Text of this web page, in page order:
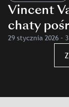
Vincent
chaty
29 stycznia 2026 –